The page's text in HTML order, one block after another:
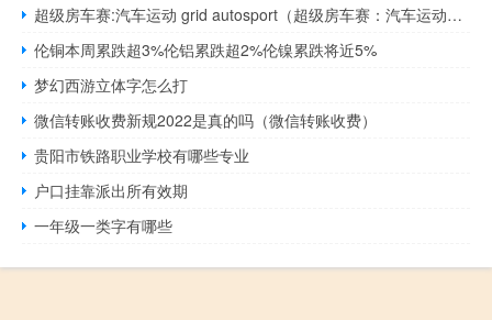
超级房车赛:汽车运动 grid autosport（超级房车赛：汽车运动简介）
伦铜本周累跌超3%伦铝累跌超2%伦镍累跌将近5%
梦幻西游立体字怎么打
微信转账收费新规2022是真的吗（微信转账收费）
贵阳市铁路职业学校有哪些专业
户口挂靠派出所有效期
一年级一类字有哪些